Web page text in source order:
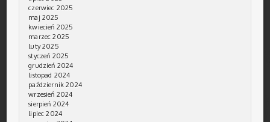
czerwiec 2025
maj 2025
kwiecień 2025
marzec 2025
luty 2025
styczeń 2025
grudzień 2024
listopad 2024
październik 2024
wrzesień 2024
sierpień 2024
lipiec 2024